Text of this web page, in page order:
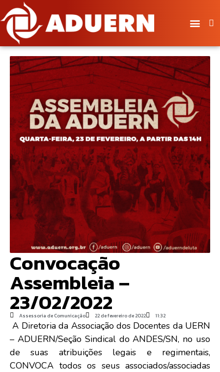
Convocação
Assembleia –
23/02/2022
Assessoria de Comunicação 22 de fevereiro de 2022 11:32
A Diretoria da Associação dos Docentes da UERN
– ADUERN/Seção Sindical do ANDES/SN, no uso
de suas atribuições legais e regimentais,
CONVOCA todos os seus associados/associadas